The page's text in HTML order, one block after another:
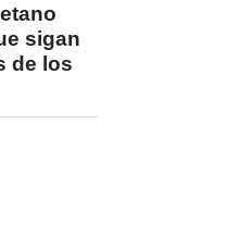
sigan
de los